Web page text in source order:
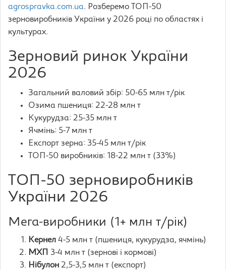
agrospravka.com.ua. Розберемо ТОП-50
зерновиробників України у 2026 році по областях і
культурах.
Зерновий ринок України
2026
Загальний валовий збір: 50-65 млн т/рік
Озима пшениця: 22-28 млн т
Кукурудза: 25-35 млн т
Ячмінь: 5-7 млн т
Експорт зерна: 35-45 млн т/рік
ТОП-50 виробників: 18-22 млн т (33%)
ТОП-50 зерновиробників
України 2026
Мега-виробники (1+ млн т/рік)
Кернел 4-5 млн т (пшениця, кукурудза, ячмінь)
МХП
3-4 млн т (зернові і кормові)
Нібулон 2,5-3,5 млн т (експорт)